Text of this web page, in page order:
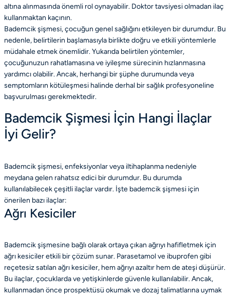
altına alınmasında önemli rol oynayabilir. Doktor tavsiyesi olmadan ilaç
kullanmaktan kaçının.
Bademcik şişmesi, çocuğun genel sağlığını etkileyen bir durumdur. Bu
nedenle, belirtilerin başlamasıyla birlikte doğru ve etkili yöntemlerle
müdahale etmek önemlidir. Yukarıda belirtilen yöntemler,
çocuğunuzun rahatlamasına ve iyileşme sürecinin hızlanmasına
yardımcı olabilir. Ancak, herhangi bir şüphe durumunda veya
semptomların kötüleşmesi halinde derhal bir sağlık profesyoneline
başvurulması gerekmektedir.
Bademcik Şişmesi İçin Hangi İlaçlar
İyi Gelir?
Bademcik şişmesi, enfeksiyonlar veya iltihaplanma nedeniyle
meydana gelen rahatsız edici bir durumdur. Bu durumda
kullanılabilecek çeşitli ilaçlar vardır. İşte bademcik şişmesi için
önerilen bazı ilaçlar:
Ağrı Kesiciler
Bademcik şişmesine bağlı olarak ortaya çıkan ağrıyı hafifletmek için
ağrı kesiciler etkili bir çözüm sunar. Parasetamol ve ibuprofen gibi
reçetesiz satılan ağrı kesiciler, hem ağrıyı azaltır hem de ateşi düşürür.
Bu ilaçlar, çocuklarda ve yetişkinlerde güvenle kullanılabilir. Ancak,
kullanmadan önce prospektüsü okumak ve dozaj talimatlarına uymak